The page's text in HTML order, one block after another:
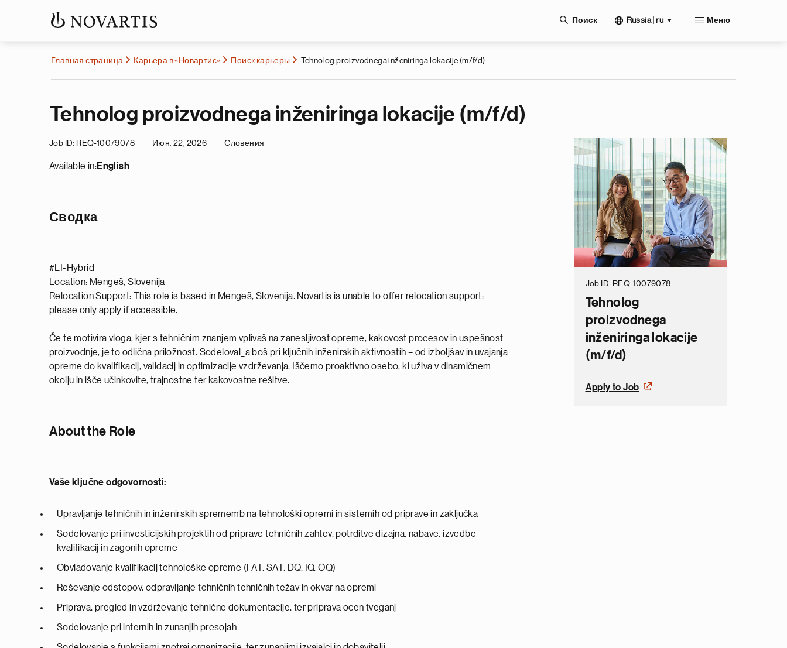
Поиск Russia | ru Меню
Главная страница Карьера в «Новартис» Поиск карьеры Tehnolog proizvodnega inženiringa lokacije (m/f/d)
Tehnolog proizvodnega inženiringa lokacije (m/f/d)
Job ID REQ-10079078 Июн. 22, 2026 Словения
Available in:English
Сводка
#LI-Hybrid
Location: Mengeš, Slovenija
Relocation Support: This role is based in Mengeš, Slovenija. Novartis is unable to offer relocation support:
please only apply if accessible.
Če te motivira vloga, kjer s tehničnim znanjem vplivaš na zanesljivost opreme, kakovost procesov in uspešnost
proizvodnje, je to odlična priložnost. Sodeloval_a boš pri ključnih inženirskih aktivnostih – od izboljšav in uvajanja
opreme do kvalifikacij, validacij in optimizacije vzdrževanja. Iščemo proaktivno osebo, ki uživa v dinamičnem
okolju in išče učinkovite, trajnostne ter kakovostne rešitve.
About the Role
Vaše ključne odgovornosti:
Upravljanje tehničnih in inženirskih sprememb na tehnološki opremi in sistemih od priprave in zaključka
Sodelovanje pri investicijskih projektih od priprave tehničnih zahtev, potrditve dizajna, nabave, izvedbe
kvalifikacij in zagonih opreme
Obvladovanje kvalifikacij tehnološke opreme (FAT, SAT, DQ, IQ, OQ)
Reševanje odstopov, odpravljanje tehničnih tehničnih težav in okvar na opremi
Priprava, pregled in vzdrževanje tehnične dokumentacije, ter priprava ocen tveganj
Sodelovanje pri internih in zunanjih presojah
Job ID REQ-10079078
Tehnolog
proizvodnega
inženiringa lokacije
(m/f/d)
Apply to Job